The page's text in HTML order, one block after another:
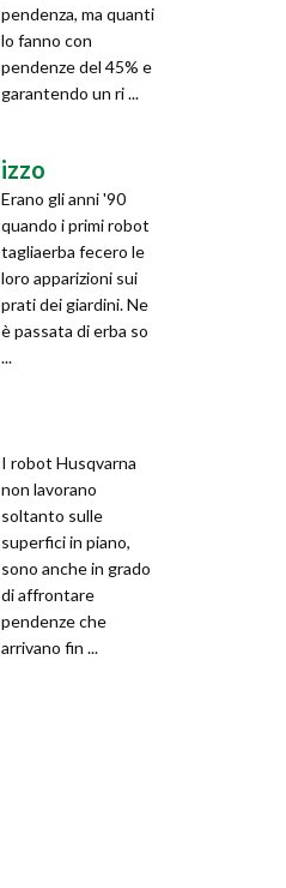
pendenza, ma quanti
lo fanno con
pendenze del 45% e
garantendo un ri ...
Erano gli anni '90
quando i primi robot
tagliaerba fecero le
loro apparizioni sui
prati dei giardini. Ne
è passata di erba so
...
I robot Husqvarna
non lavorano
soltanto sulle
superfici in piano,
sono anche in grado
di affrontare
pendenze che
arrivano fin ...